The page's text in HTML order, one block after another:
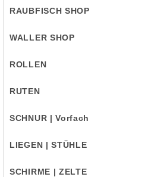
RAUBFISCH SHOP
WALLER SHOP
ROLLEN
RUTEN
SCHNUR | Vorfach
LIEGEN | STÜHLE
SCHIRME | ZELTE